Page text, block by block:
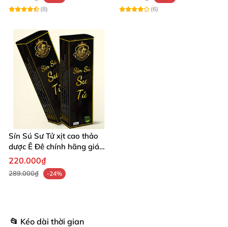
(8)
(6)
Sín Sú Sư Tử xịt cao thảo
dược Ê Đê chính hãng giá
tốt
220.000₫
289.000₫ -24%
📂 Kéo dài thời gian